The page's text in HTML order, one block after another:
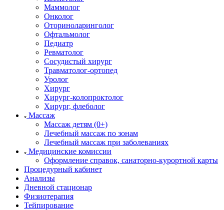
Маммолог
Онколог
Оториноларинголог
Офтальмолог
Педиатр
Ревматолог
Сосудистый хирург
Травматолог-ортопед
Уролог
Хирург
Хирург-колопроктолог
Хирург, флеболог
Массаж
Массаж детям (0+)
Лечебный массаж по зонам
Лечебный массаж при заболеваниях
Медицинские комиссии
Оформление справок, санаторно-курортной карты
Процедурный кабинет
Анализы
Дневной стационар
Физиотерапия
Тейпирование